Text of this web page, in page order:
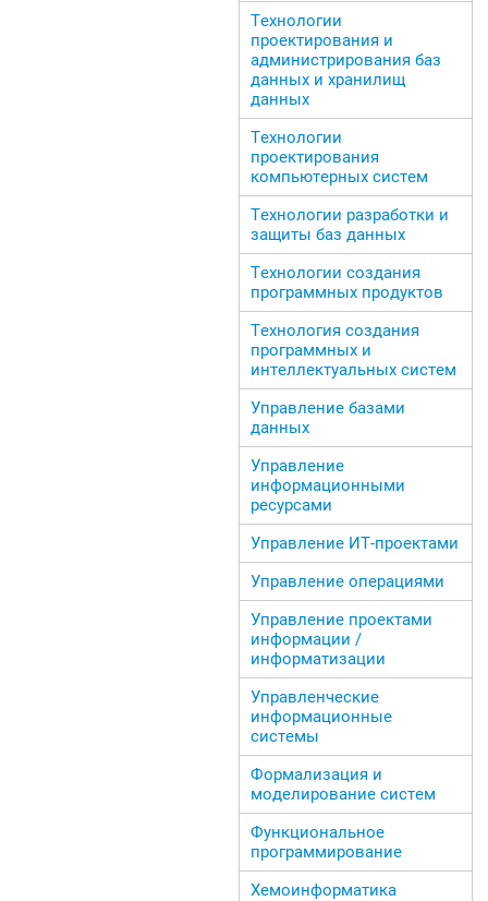
Технологии
проектирования и
администрирования баз
данных и хранилищ
данных
Технологии
проектирования
компьютерных систем
Технологии разработки и
защиты баз данных
Технологии создания
программных продуктов
Технология создания
программных и
интеллектуальных систем
Управление базами
данных
Управление
информационными
ресурсами
Управление ИТ-проектами
Управление операциями
Управление проектами
информации /
информатизации
Управленческие
информационные
системы
Формализация и
моделирование систем
Функциональное
программирование
Хемоинформатика